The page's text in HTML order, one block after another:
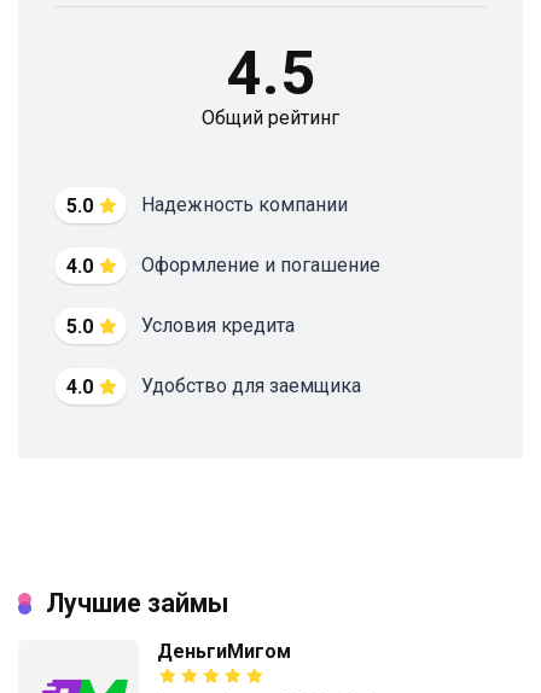
5.0 Надежность компании
4.0 Оформление и погашение
5.0 Условия кредита
4.0 Удобство для заемщика
4.5
Общий рейтинг
Лучшие займы
ДеньгиМигом